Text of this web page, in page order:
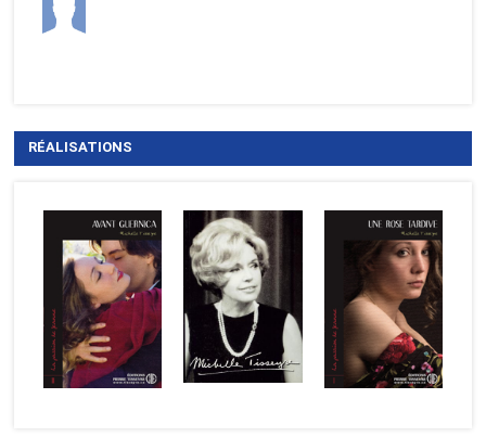
RÉALISATIONS